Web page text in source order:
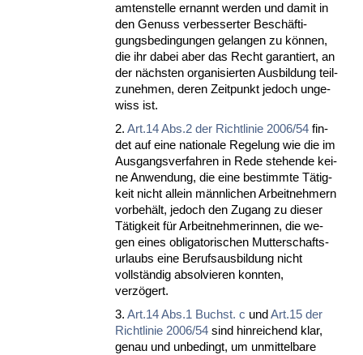
am­ten­stel­le er­nannt wer­den und da­mit in
den Ge­nuss ver­bes­ser­ter Beschäfti­
gungs­be­din­gun­gen ge­lan­gen zu können,
die ihr da­bei aber das Recht ga­ran­tiert, an
der nächs­ten or­ga­ni­sier­ten Aus­bil­dung teil­
zu­neh­men, de­ren Zeit­punkt je­doch un­ge­
wiss ist.
2. Art.14 Abs.2 der Richt­li­nie 2006/54 fin­
det auf ei­ne na­tio­na­le Re­ge­lung wie die im
Aus­gangs­ver­fah­ren in Re­de ste­hen­de kei­
ne An­wen­dung, die ei­ne be­stimm­te Tätig­
keit nicht al­lein männ­li­chen Ar­beit­neh­mern
vor­behält, je­doch den Zu­gang zu die­ser
Tätig­keit für Ar­beit­neh­me­rin­nen, die we­
gen ei­nes ob­li­ga­to­ri­schen Mut­ter­schafts­
ur­laubs ei­ne Be­rufs­aus­bil­dung nicht
vollständig ab­sol­vie­ren konn­ten,
verzögert.
3. Art.14 Abs.1 Buchst. c undArt.15 der
Richt­li­nie 2006/54 sind hin­rei­chend klar,
ge­nau und un­be­dingt, um un­mit­tel­ba­re